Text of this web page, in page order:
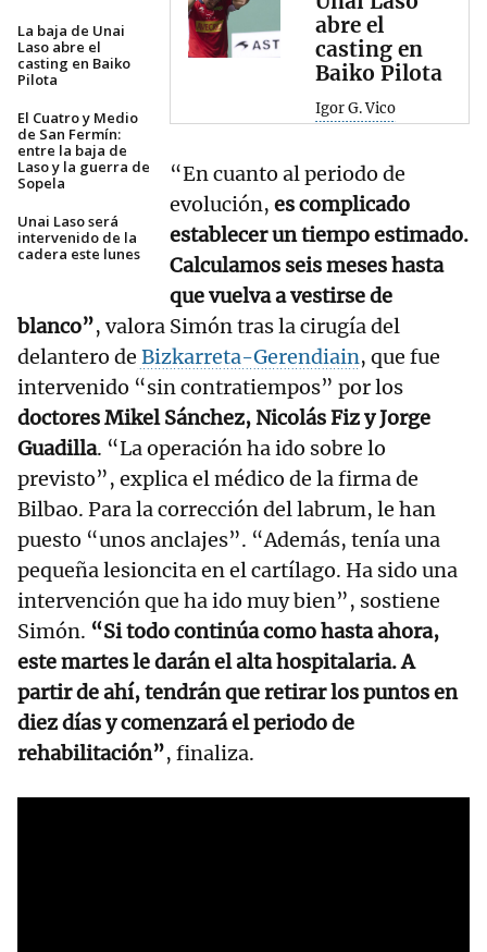
La baja de Unai
Laso abre el
casting en Baiko
Pilota
El Cuatro y Medio
de San Fermín:
entre la baja de
Laso y la guerra de
Sopela
Unai Laso será
intervenido de la
cadera este lunes
abre el
casting en
Baiko Pilota
Igor G. Vico
“En cuanto al periodo de
evolución, es complicado
establecer un tiempo estimado.
Calculamos seis meses hasta
que vuelva a vestirse de
blanco”, valora Simón tras la cirugía del
delantero de Bizkarreta-Gerendiain, que fue
intervenido “sin contratiempos” por los
doctores Mikel Sánchez, Nicolás Fiz y Jorge
Guadilla. “La operación ha ido sobre lo
previsto”, explica el médico de la firma de
Bilbao. Para la corrección del labrum, le han
puesto “unos anclajes”. “Además, tenía una
pequeña lesioncita en el cartílago. Ha sido una
intervención que ha ido muy bien”, sostiene
Simón. “Si todo continúa como hasta ahora,
este martes le darán el alta hospitalaria. A
partir de ahí, tendrán que retirar los puntos en
diez días y comenzará el periodo de
rehabilitación”, finaliza.